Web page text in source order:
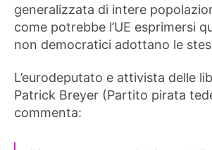
generalizzata di intere
come potrebbe l’UE esprimersi
non democratici adottano le
L’eurodeputato e attivista delle
Patrick Breyer (Partito pirata
commenta: